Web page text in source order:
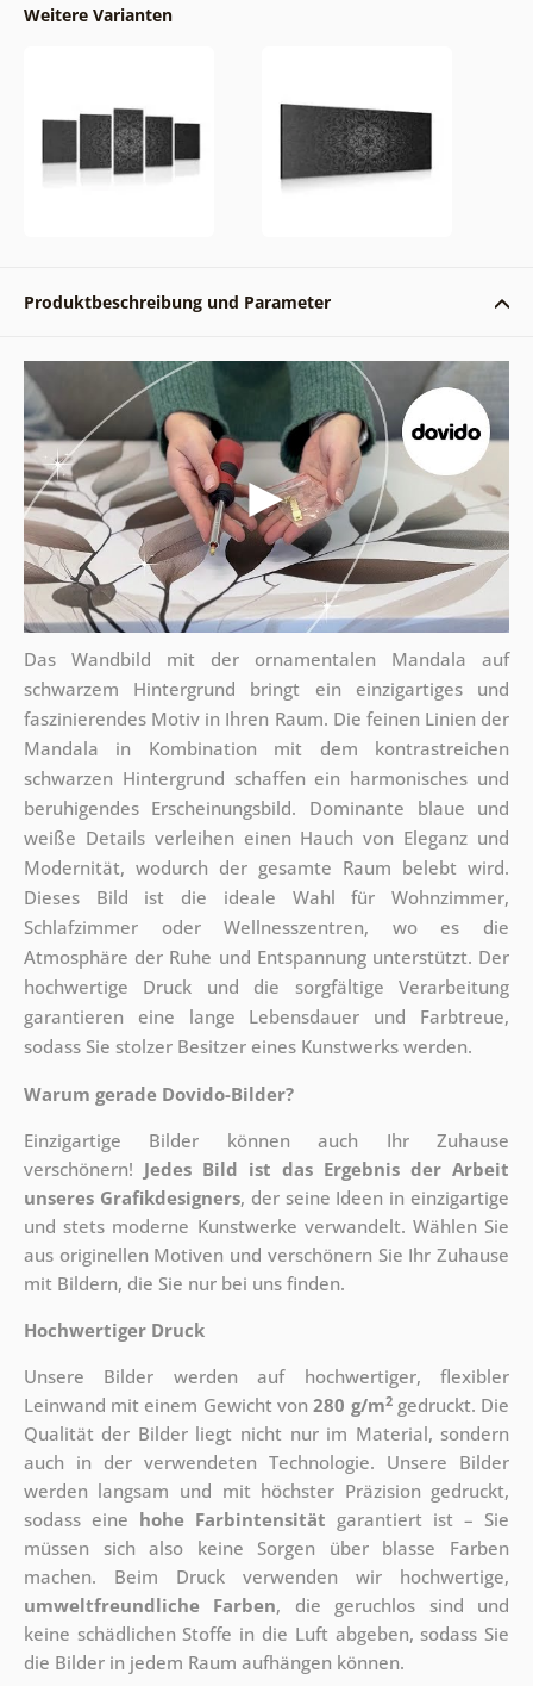
Weitere Varianten
Produktbeschreibung und Parameter
Das Wandbild mit der ornamentalen Mandala auf
schwarzem Hintergrund bringt ein einzigartiges und
faszinierendes Motiv in Ihren Raum. Die feinen Linien der
Mandala in Kombination mit dem kontrastreichen
schwarzen Hintergrund schaffen ein harmonisches und
beruhigendes Erscheinungsbild. Dominante blaue und
weiße Details verleihen einen Hauch von Eleganz und
Modernität, wodurch der gesamte Raum belebt wird.
Dieses Bild ist die ideale Wahl für Wohnzimmer,
Schlafzimmer oder Wellnesszentren, wo es die
Atmosphäre der Ruhe und Entspannung unterstützt. Der
hochwertige Druck und die sorgfältige Verarbeitung
garantieren eine lange Lebensdauer und Farbtreue,
sodass Sie stolzer Besitzer eines Kunstwerks werden.
Warum gerade Dovido-Bilder?
Einzigartige Bilder können auch Ihr Zuhause
verschönern! Jedes Bild ist das Ergebnis der Arbeit
unseres Grafikdesigners, der seine Ideen in einzigartige
und stets moderne Kunstwerke verwandelt. Wählen Sie
aus originellen Motiven und verschönern Sie Ihr Zuhause
mit Bildern, die Sie nur bei uns finden.
Hochwertiger Druck
Unsere Bilder werden auf hochwertiger, flexibler
Leinwand mit einem Gewicht von280 g/m2gedruckt. Die
Qualität der Bilder liegt nicht nur im Material, sondern
auch in der verwendeten Technologie. Unsere Bilder
werden langsam und mit höchster Präzision gedruckt,
sodass eine hohe Farbintensität garantiert ist – Sie
müssen sich also keine Sorgen über blasse Farben
machen. Beim Druck verwenden wir hochwertige,
umweltfreundliche Farben, die geruchlos sind und
keine schädlichen Stoffe in die Luft abgeben, sodass Sie
die Bilder in jedem Raum aufhängen können.